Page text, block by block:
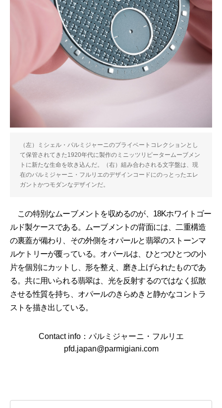
（左）ミシェル・パルミジャーニのプライベートコレクションとし
て保管されてきた1920年代に製作のミニッツリピータームーブメン
トに新たな生命を吹き込んだ。（右）組み合わされる文字盤は、現
在のパルミジャーニ・フルリエのデザインコードにのっとったエレ
ガントかつモダンなデザインだ。
この特別なムーブメントを収めるのが、18Kホワイトゴー
ルド製ケースである。ムーブメントの背面には、二重構造
の裏蓋が備わり、その外側をオパールと翡翠のストーンマ
ルケトリーが覆っている。オパールは、ひとつひとつの小
片を個別にカットし、形を整え、磨き上げられたものであ
る。共に用いられる翡翠は、光を反射するのではなく拡散
させる性質を持ち、オパールのきらめきと静かなコントラ
ストを描き出している。
Contact info：パルミジャーニ・フルリエ
pfd.japan@parmigiani.com